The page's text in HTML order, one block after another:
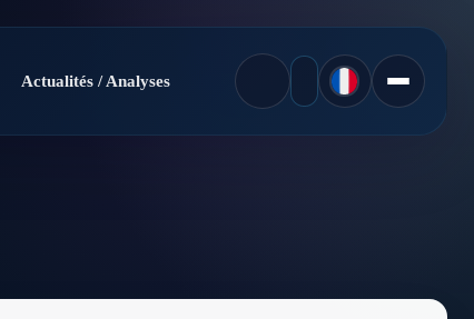
Actualités / Analyses